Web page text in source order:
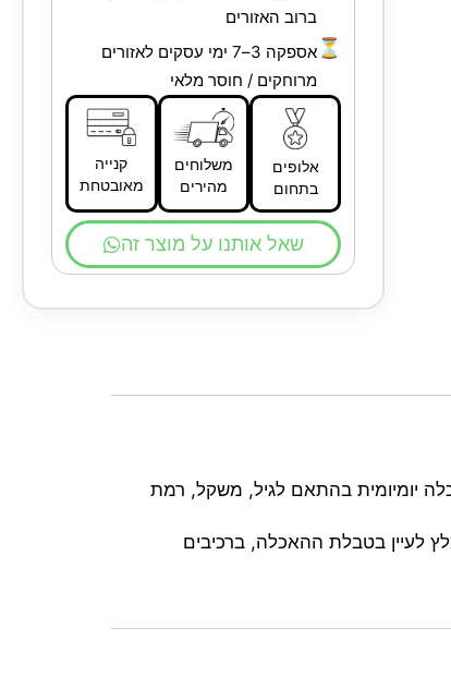
ברוב האזורים
⏳
אספקה 3–7 ימי עסקים לאזורים
מרוחקים / חוסר מלאי
אלופים
בתחום
משלוחים
מהירים
קנייה
מאובטחת
שאל אותנו על מוצר זה
המיועד לשגרת האכלה יומיומית בהתאם לגיל, משקל, רמת
לעיין בטבלת ההאכלה, ברכיבים